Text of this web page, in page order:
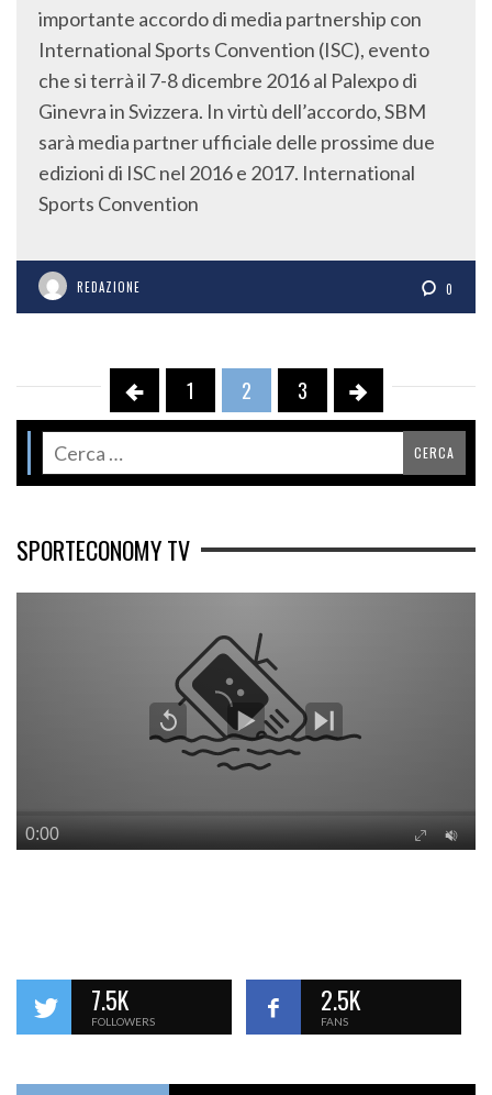
importante accordo di media partnership con
International Sports Convention (ISC), evento
che si terrà il 7-8 dicembre 2016 al Palexpo di
Ginevra in Svizzera. In virtù dell’accordo, SBM
sarà media partner ufficiale delle prossime due
edizioni di ISC nel 2016 e 2017. International
Sports Convention
REDAZIONE 0
1 2 3
SPORTECONOMY TV
7.5K
FOLLOWERS
2.5K
FANS